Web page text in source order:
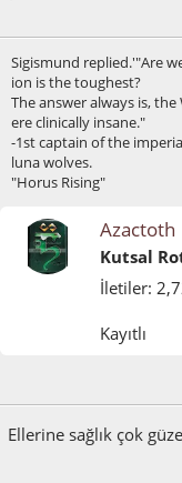
Sigismund replied.'"Are
ion is the toughest?
The answer always is,
ere clinically insane."
-1st captain of the
luna wolves.
"Horus Rising"
Azactoth
Kutsal
İletiler:
Kayıtlı
Ellerine sağlık çok